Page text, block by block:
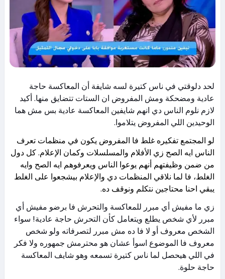
لحد دلوقتي في ناس كتيرة لسه شايفة أن المعاكسة حاجة
عادية ومضحكة ومش المفروض ان الستات تتضايق منها. أكيد
لازم نلوم الناس دي انهم شايفين المعاكسة عادية بس مش هما
الوحيدين اللي المفروض يتلاموا.
لو المجتمع تفكيره غلط فا المفروض يكون في منظمات تعرف
الناس ايه الصح زي الأفلام والمسلسلات وكمان الإعلام. كل دول
من ضمن وظيفتهم أنهم يوعوا الناس ويعرفوهم ايه الصح وايه
الغلط، فا لما نلاقي المنظمات دي والإعلام بيشجعوا على الغلط
يبقي احنا محتاجين نتكلم ونوقف ده.
زي ما مفيش أي مبرر للمعاكسة والتحرش فا برضو مفيش أي
مبرر لأي شخص يطلع ويتعامل كأن التحرش حاجة عادية! سواء
الشخص معروف أو لا فا ده مش مبرر لتصرفاته ولو شخص
معروف فا الموضوع اسوأ عشان هو محترمش جمهوره ولا فكر
في اللي هيحصل لما ناس كتيرة تسمعه وهو شايف المعاكسة
حاجة حلوة.